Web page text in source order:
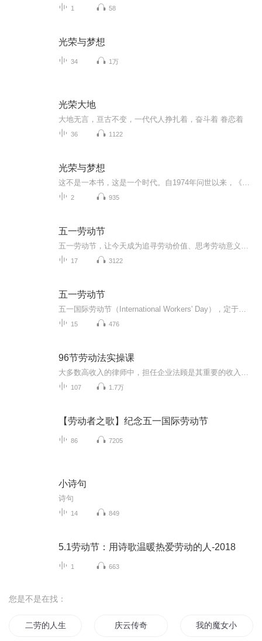
1 58
光荣与梦想
34 1万
光荣大地
大地无言，亘古不变，一代代人挣扎着，奋斗着 眷恋着
36 1122
光荣与梦想
2 935
五一劳动节
17 3122
五一劳动节
15 476
96节劳动法实操课
107 1.7万
【劳动者之歌】纪念五一国际劳动节
86 7205
小诗句
诗句
14 849
5.1劳动节：用诗歌温暖热爱劳动的人-2018
1 663
您是不是在找：
二劳的人生 庆云传奇 我的魔女小诗诗